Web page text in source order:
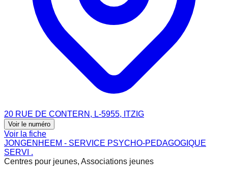
20 RUE DE CONTERN, L-5955, ITZIG
Voir le numéro
Voir la fiche
JONGENHEEM - SERVICE PSYCHO-PEDAGOGIQUE
SERVI .
Centres pour jeunes, Associations jeunes